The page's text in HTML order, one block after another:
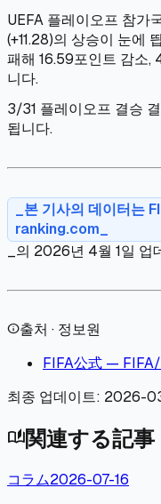
UEFA 플레이오프 참가
(+11.28)의 상승이 눈에
패해 16.59포인트 감소,
니다.
3/31 플레이오프 결승
됩니다.
_본 기사의 데이터는
ranking.com_
_의 2026년 4월 1일 업
info출처 · 정보원
FIFA公式 —
최종 업데이트: 2026-
auto_stories関連する記事
コラム2026-07-16